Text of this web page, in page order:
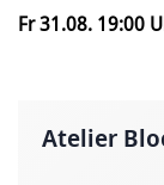
Fr 31.08. 19:00
Atelier